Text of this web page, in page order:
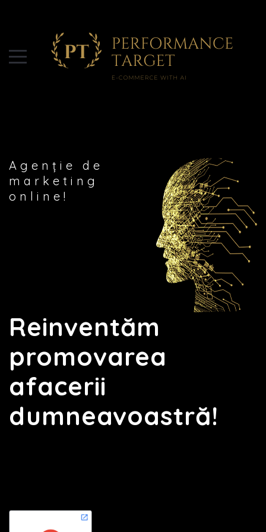
Agenție de
marketing
online!
Reinventăm
promovarea
afacerii
dumneavoastră!